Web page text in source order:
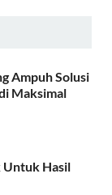
Ampuh Solusi
Maksimal
Untuk Hasil